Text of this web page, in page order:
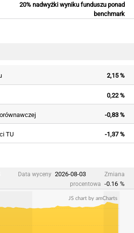
20% nadwyżki wyniku funduszu ponad
benchmark
2,15 %
0,22 %
-0,83 %
TU -1,37 %
Data wyceny 2026-08-03
Zmiana
procentowa -0.16 %
JS chart by amCharts